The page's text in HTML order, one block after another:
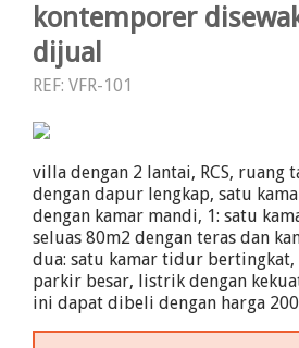
kontemporer
dijual
REF: VFR-101
villa dengan 2 lantai, RCS, ruang
dengan dapur lengkap, satu
dengan kamar mandi, 1: satu
seluas 80m2 dengan teras dan
dua: satu kamar tidur bertingkat,
parkir besar, listrik dengan
ini dapat dibeli dengan harga